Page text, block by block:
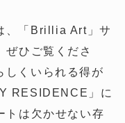
、「Brillia Art」サ
ぜひご覧くださ
くいられる得が
RESIDENCE」に
トは欠かせない存